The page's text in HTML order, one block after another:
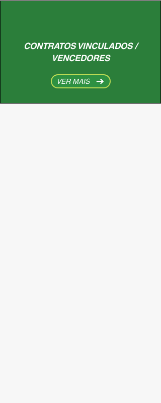
CONTRATOS VINCULADOS /
VENCEDORES
VER MAIS